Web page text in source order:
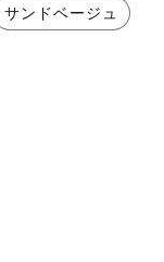
サンドベージュ